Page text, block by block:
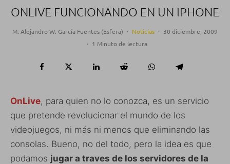
ONLIVE FUNCIONANDO EN UN IPHONE
M. Alejandro W. García Fuentes (Esfera) · Noticias · 30 diciembre, 2009
· 1 Minuto de lectura
OnLive, para quien no lo conozca, es un servicio
que pretende revolucionar el mundo de los
videojuegos, ni más ni menos que eliminando las
consolas. Bueno, no del todo, pero la idea es que
podamos jugar a traves de los servidores de la